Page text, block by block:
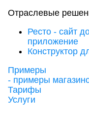
Отраслевые
Ресто - сайт
приложение
Конструктор
Примеры
- примеры
Тарифы
Услуги